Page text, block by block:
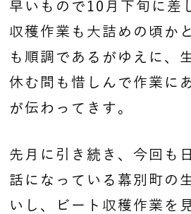
早いもので10月下旬に差
収穫作業も大詰めの頃か
も順調であるがゆえに、
休む間も惜しんで作業に
が伝わってきす。
先月に引き続き、今回も
話になっている幕別町の
いし、ビート収穫作業を